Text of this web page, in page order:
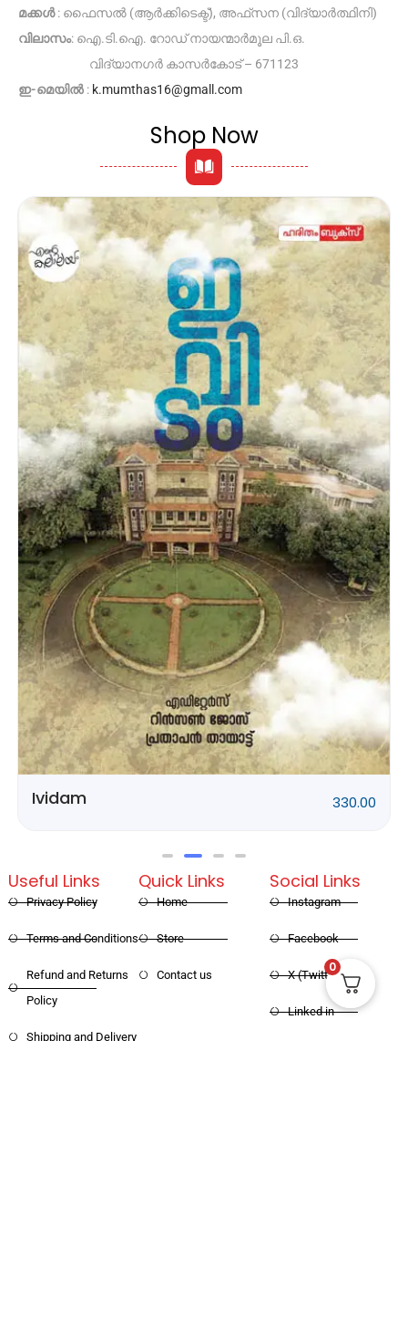
മക്കൾ: ഫൈസൽ (ആർക്കിടെക്ട്), അഫ്‌സന (വിദ്യാർത്ഥിനി)
വിലാസം: ഐ.ടി.ഐ. റോഡ് നായന്മാർമൂല പി.ഒ.
വിദ്യാനഗർ കാസർകോട് – 671123
ഇ-മെയിൽ : k.mumthas16@gmall.com
Shop Now
Rithubhethangal
Quick Links
Useful Links
Refund and Returns
Social Links
X (Twitter)
0